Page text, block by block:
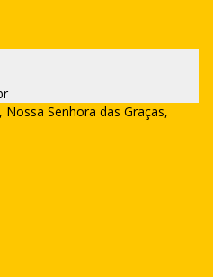
Senhora das Graças,